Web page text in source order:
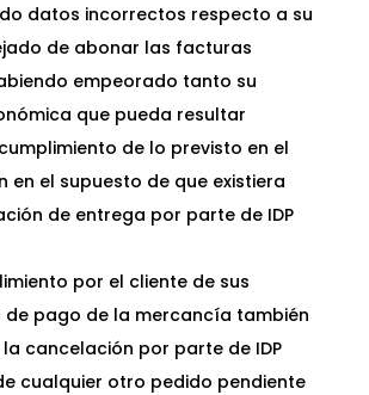
datos incorrectos respecto a su
de abonar las facturas
empeorado tanto su
que pueda resultar
de lo previsto en el
en el supuesto de que existiera
de entrega por parte de IDP
por el cliente de sus
de pago de la mercancía también
cancelación por parte de IDP
de cualquier otro pedido pendiente